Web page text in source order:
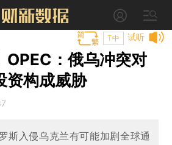
试听
T中
OPEC：俄乌冲突对
资构成威胁
斯入侵乌克兰有可能加剧全球通